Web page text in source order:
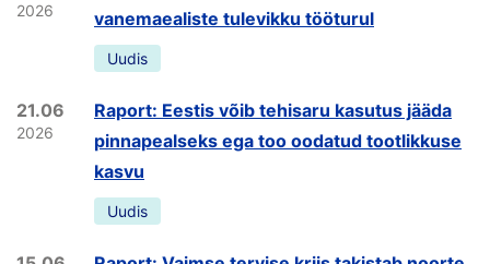
2026
vanemaealiste tulevikku tööturul
Uudis
21.06
2026
Raport: Eestis võib tehisaru kasutus jääda
pinnapealseks ega too oodatud tootlikkuse
kasvu
Uudis